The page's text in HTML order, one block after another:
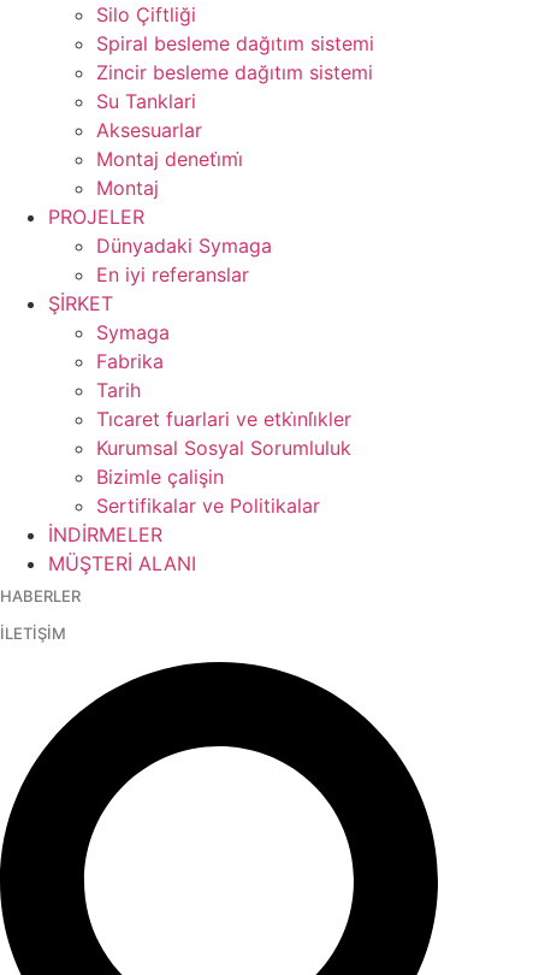
Silo Çiftliği
Spiral besleme dağıtım sistemi
Zincir besleme dağıtım sistemi
Su Tanklari
Aksesuarlar
Montaj deneti̇mi̇
Montaj
PROJELER
Dünyadaki Symaga
En iyi referanslar
ŞİRKET
Symaga
Fabrika
Tarih
Ti̇caret fuarlari ve etki̇nli̇kler
Kurumsal Sosyal Sorumluluk
Bizimle çalişin
Sertifikalar ve Politikalar
İNDİRMELER
MÜŞTERİ ALANI
HABERLER
İLETİŞİM